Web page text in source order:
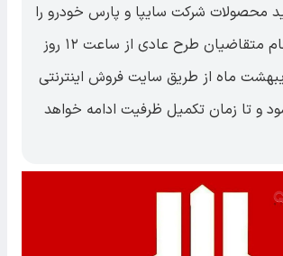
محصولات شرکت سایپا و پارس خودرو را
اعلام کرد. ثبت‌نام متقاضیان طرح عادی از ساعت ۱۲ روز
۲۲ اردیبهشت ماه از طریق سایت فروش اینترنتی
و تا زمان تکمیل ظرفیت ادامه خواهد